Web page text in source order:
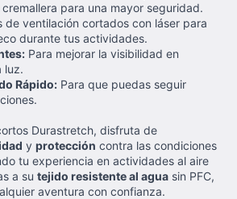
para una mayor seguridad.
de ventilación cortados con láser para
durante tus actividades.
Para mejorar la visibilidad en
luz.
Rápido: Para que puedas seguir
Durastretch, disfruta de
y protección contra las condiciones
tu experiencia en actividades al aire
a su tejido resistente al agua sin PFC,
aventura con confianza.